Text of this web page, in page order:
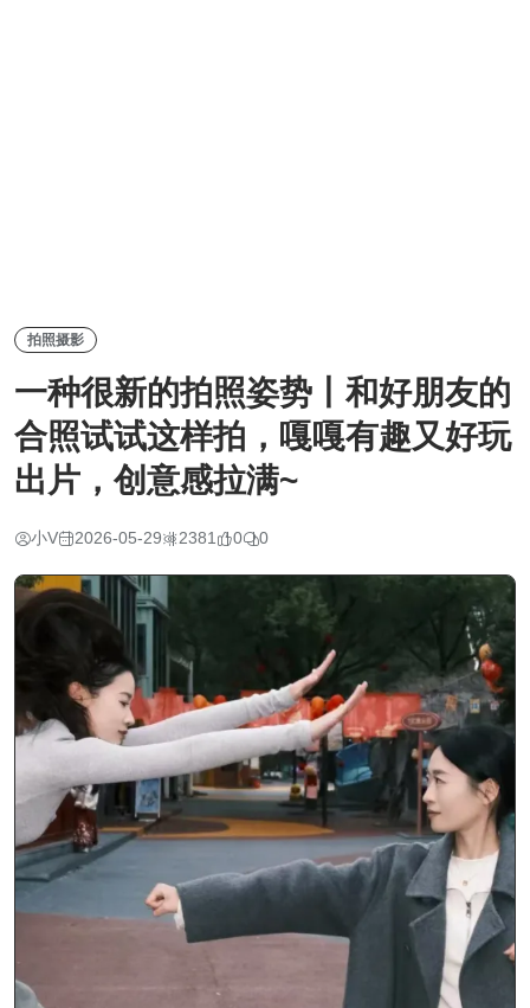
拍照摄影
一种很新的拍照姿势丨和好朋友的
合照试试这样拍，嘎嘎有趣又好玩
出片，创意感拉满~
小V 2026-05-29 2381 0 0